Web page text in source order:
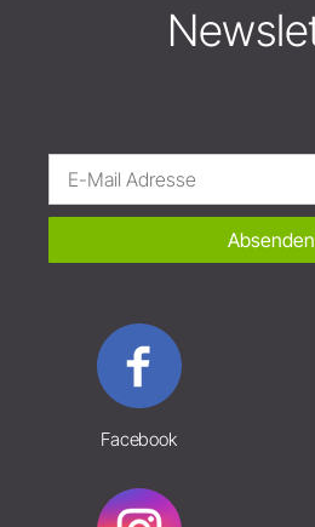
Absenden
Facebook